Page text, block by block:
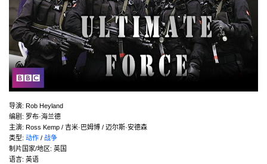
导演: Rob Heyland
编剧 : 罗布·海兰德
主演: Ross Kemp / 吉米·巴姆博 / 迈尔斯·安德森
类型: 动作 / 战争
制片国家/地区: 英国
语言: 英语